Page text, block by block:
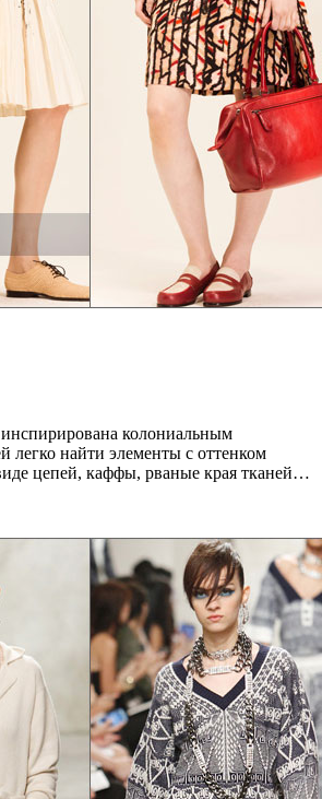
колониальным
легко найти элементы с оттенком
цепей, каффы, рваные края тканей…